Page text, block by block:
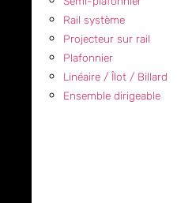
Rail système
Projecteur sur rail
Plafonnier
Linéaire / Îlot / Billard
Ensemble dirigeable